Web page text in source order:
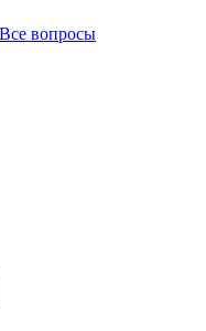
Все вопросы